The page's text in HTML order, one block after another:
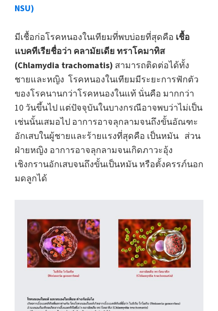
NSU)
มีเชื้อก่อโรคหนองในเทียมที่พบบ่อยที่สุดคือ เชื้อ
แบคทีเรียชื่อว่า คลามัยเดีย ทราโคมาทิส
(Chlamydia trachomatis) สามารถติดต่อได้ทั้ง
ชายและหญิง โรคหนองในเทียมมีระยะการฟักตัว
ของโรคนานกว่าโรคหนองในแท้ นั่นคือ มากกว่า
10 วันขึ้นไป แต่ปัจจุบันในบางกรณีอาจพบว่าไม่เป็น
เช่นนั้นเสมอไป อาการอาจลุกลามจนถึงขั้นอัณฑะ
อักเสบในผู้ชายและร้ายแรงที่สุดคือ เป็นหมัน ส่วน
ฝ่ายหญิง อาการอาจลุกลามจนเกิดภาวะอุ้ง
เชิงกรานอักเสบจนถึงขั้นเป็นหมัน หรือตั้งครรภ์นอก
มดลูกได้